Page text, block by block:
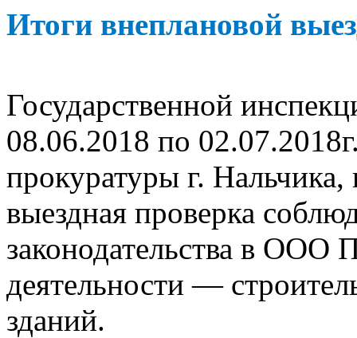
Итоги внеплановой
Государственной
08.06.2018 по
прокуратуры г. Нальчика,
выездная проверка
законодательства в ООО
деятельности —
зданий.